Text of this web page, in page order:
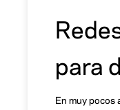
para
En muy pocos